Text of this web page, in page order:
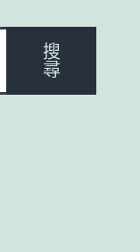
搜
尋